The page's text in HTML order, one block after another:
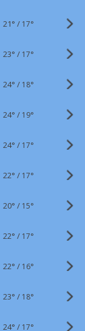
21° / 17°
23° / 17°
24° / 18°
24° / 19°
24° / 17°
22° / 17°
20° / 15°
22° / 17°
22° / 16°
23° / 18°
24° / 17°